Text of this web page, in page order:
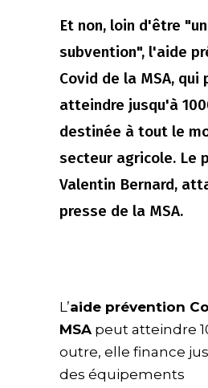
Et non, loin d'être
subvention", l'aide
Covid de la MSA, qui
atteindre jusqu'à
destinée à tout le
secteur agricole. Le
Valentin Bernard,
presse de la MSA.
L’aide prévention
MSA peut atteindre
outre, elle finance
des équipements